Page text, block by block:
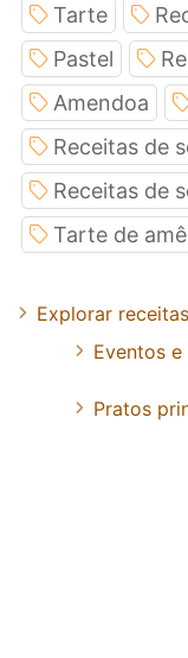
Tarte
Pastel
Amendoa
Receitas de
Receitas de
Tarte de
Explorar receitas
Eventos
Pratos